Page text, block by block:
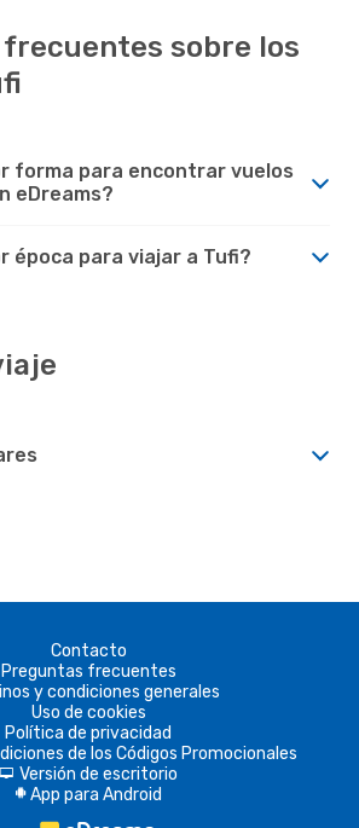
sobre los
forma para encontrar vuelos
eDreams?
época para viajar a Tufi?
Contacto
Preguntas frecuentes
y condiciones generales
Uso de cookies
Política de privacidad
de los Códigos Promocionales
d Versión de escritorio
A App para Android